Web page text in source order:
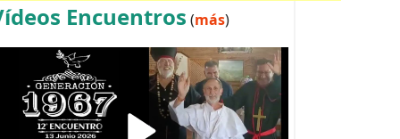
Encuentros (más)